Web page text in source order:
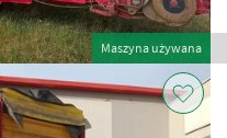
Maszyna używana